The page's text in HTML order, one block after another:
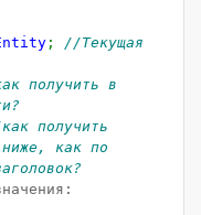
;
//Текущая
получить в
получить
ниже, как по